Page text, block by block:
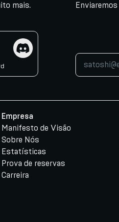
mais.
Empresa
Manifesto de Visão
Sobre Nós
Estatísticas
Prova de reservas
Carreira